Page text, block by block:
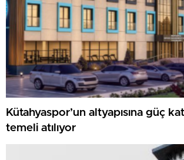
Kütahyaspor’un altyapısına güç
temeli atılıyor